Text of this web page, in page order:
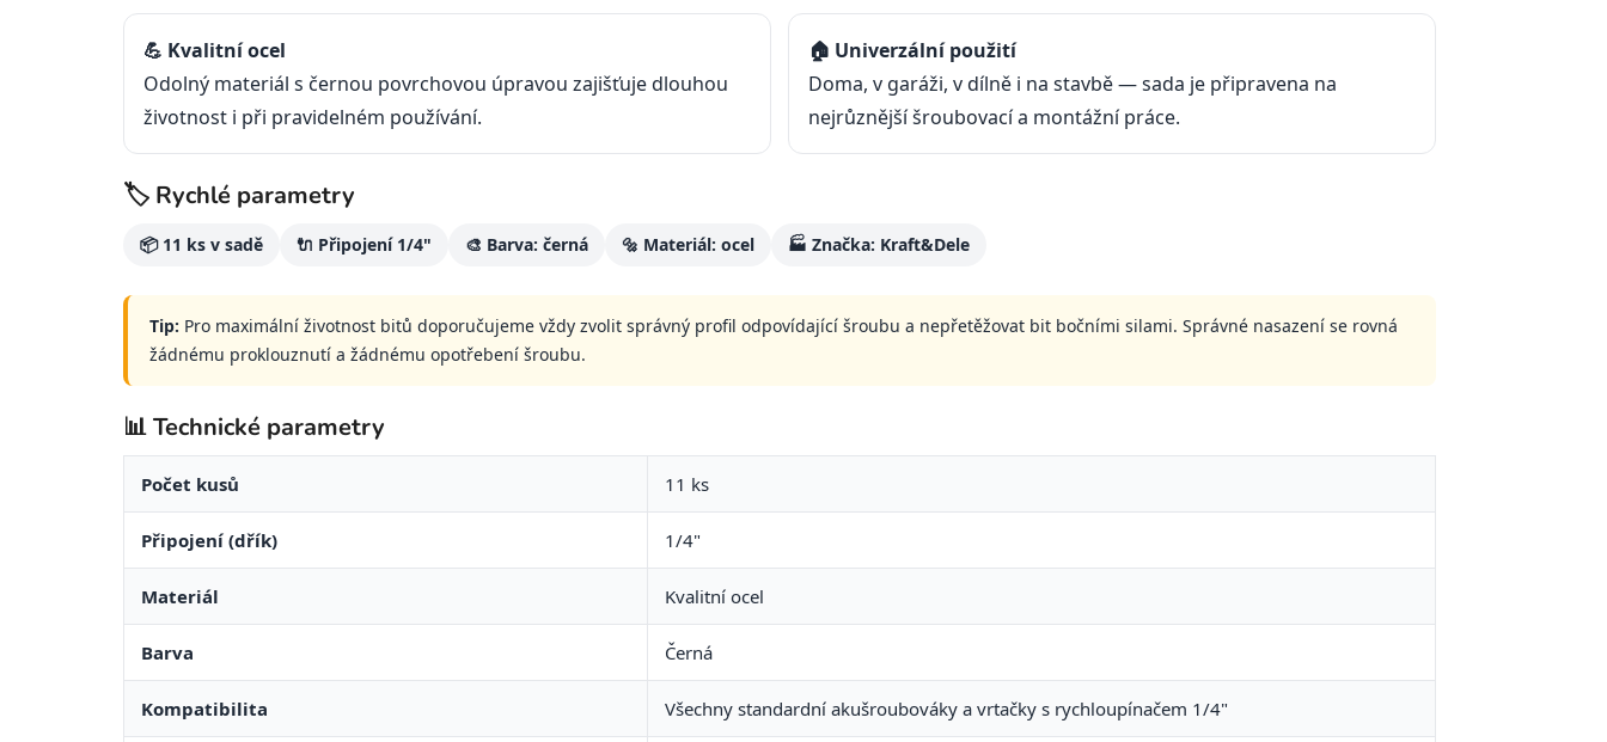
💪 Kvalitní ocel
Odolný materiál s černou povrchovou úpravou zajišťuje dlouhou
životnost i při pravidelném používání.
🏠 Univerzální použití
Doma, v garáži, v dílně i na stavbě — sada je připravena na
nejrůznější šroubovací a montážní práce.
🏷️ Rychlé parametry
📦 11 ks v sadě 🔌 Připojení 1/4" 🎨 Barva: černá 🔩 Materiál: ocel 🏭 Značka: Kraft&Dele
Tip: Pro maximální životnost bitů doporučujeme vždy zvolit správný profil odpovídající šroubu a nepřetěžovat bit bočními silami. Správné nasazení se rovná
žádnému proklouznutí a žádnému opotřebení šroubu.
📊 Technické parametry
Počet kusů 11 ks
Připojení (dřík) 1/4"
Materiál Kvalitní ocel
Barva Černá
Kompatibilita Všechny standardní akušroubováky a vrtačky s rychloupínačem 1/4"